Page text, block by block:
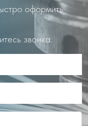
оформить
звонка.